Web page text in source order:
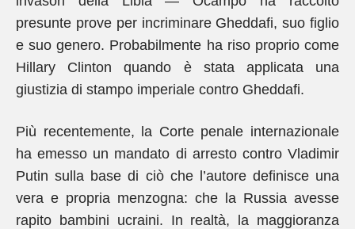
presunte prove per incriminare Gheddafi, suo figlio
e suo genero. Probabilmente ha riso proprio come
Hillary Clinton quando è stata applicata una
giustizia di stampo imperiale contro Gheddafi.
Più recentemente, la Corte penale internazionale
ha emesso un mandato di arresto contro Vladimir
Putin sulla base di ciò che l’autore definisce una
vera e propria menzogna: che la Russia avesse
rapito bambini ucraini. In realtà, la maggioranza